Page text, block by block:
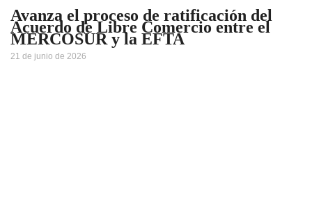
Avanza el proceso de ratificación del
Acuerdo de Libre Comercio entre el
MERCOSUR y la EFTA
21 de junio de 2026